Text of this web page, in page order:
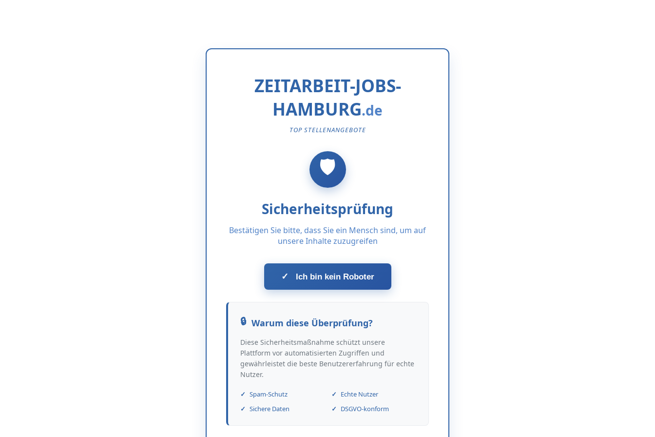
ZEITARBEIT-JOBS-
HAMBURG
TOP STELLENANGEBOTE
Sicherheitsprüfung
Bestätigen Sie bitte, dass Sie ein Mensch sind, um auf
unsere Inhalte zuzugreifen
✓ Ich bin kein Roboter
Warum diese Überprüfung?
Diese Sicherheitsmaßnahme schützt unsere
Plattform vor automatisierten Zugriffen und
gewährleistet die beste Benutzererfahrung für echte
Nutzer.
Spam-Schutz
Echte Nutzer
Sichere Daten
DSGVO-konform